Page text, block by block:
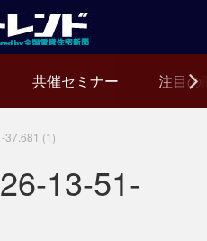
共催セミナー 注目の
37.681 (1)
13-51-